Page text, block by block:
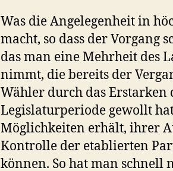
Was die Angelegenheit in
macht, so dass der Vorgang
das man eine Mehrheit des
nimmt, die bereits der
Wähler durch das Erstarken
Legislaturperiode gewollt
Möglichkeiten erhält, ihrer
Kontrolle der etablierten
können. So hat man schnell